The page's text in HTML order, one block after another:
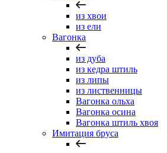
из хвои
из ели
Вагонка
из дуба
из кедра штиль
из липы
из лиственницы
Вагонка ольха
Вагонка осина
Вагонка штиль хвоя
Имитация бруса